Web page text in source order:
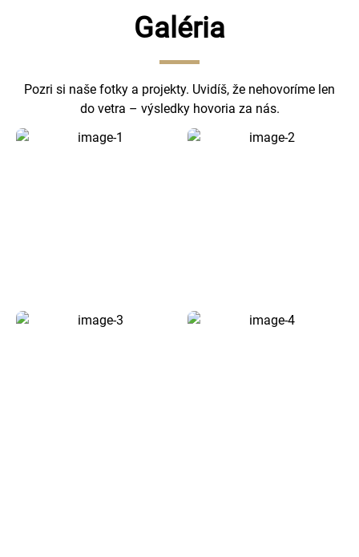
Galéria
Pozri si naše fotky a projekty. Uvidíš, že nehovoríme len
do vetra – výsledky hovoria za nás.